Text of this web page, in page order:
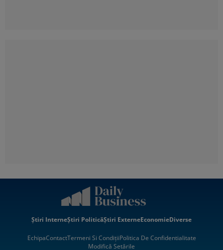
Știri InterneȘtiri PoliticăȘtiri ExterneEconomieDiverse
EchipaContactTermeni Si CondițiiPolitica De Confidentialitate
Modifică Setările